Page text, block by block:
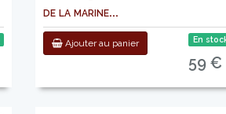
de la marine...
Ajouter au panier En
59 €